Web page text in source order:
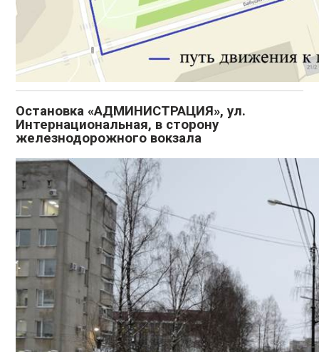
Остановка «АДМИНИСТРАЦИЯ», ул.
Интернациональная, в сторону
железнодорожного вокзала